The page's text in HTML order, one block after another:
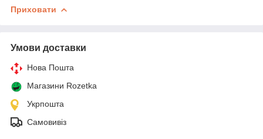
Приховати
Умови доставки
Нова Пошта
Магазини Rozetka
Укрпошта
Самовивіз